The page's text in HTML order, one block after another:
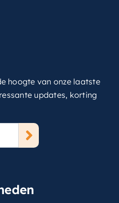
hoogte van onze laatste
updates, korting